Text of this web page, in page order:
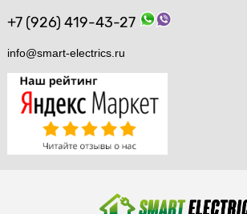
+7 (926) 419-43-27
info@smart-electrics.ru